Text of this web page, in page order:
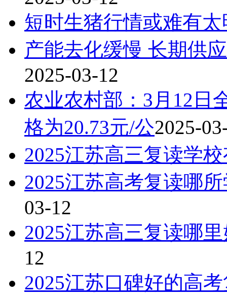
短时生猪行情或难有
产能去化缓慢 长期供
2025-03-12
农业农村部：3月12日
格为20.73元/公2025-
2025江苏高三复读学
2025江苏高考复读哪
03-12
2025江苏高三复读哪
12
2025江苏口碑好的高